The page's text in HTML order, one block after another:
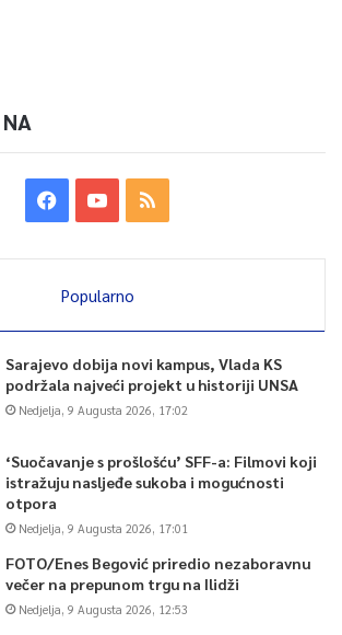
Popularno
Sarajevo dobija novi kampus, Vlada KS
podržala najveći projekt u historiji UNSA
Nedjelja, 9 Augusta 2026, 17:02
‘Suočavanje s prošlošću’ SFF-a: Filmovi koji
istražuju nasljeđe sukoba i mogućnosti
otpora
Nedjelja, 9 Augusta 2026, 17:01
FOTO/Enes Begović priredio nezaboravnu
večer na prepunom trgu na Ilidži
Nedjelja, 9 Augusta 2026, 12:53